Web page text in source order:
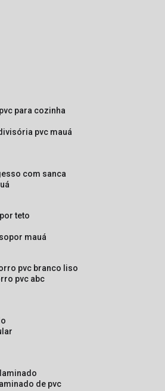
para cozinha
pvc mauá
com sanca
teto
mauá
pvc branco liso
pvc abc
de pvc